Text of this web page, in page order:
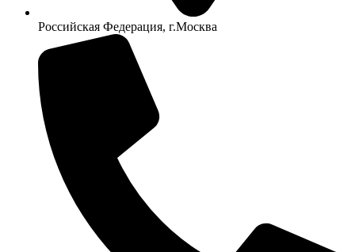
Российская Федерация, г.Москва